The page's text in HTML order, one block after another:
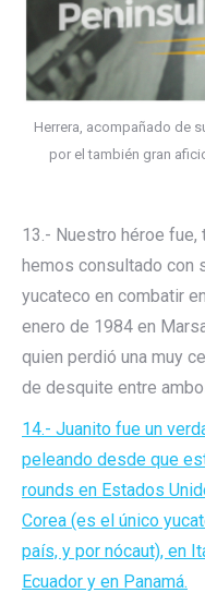
Herrera, acompañado de
por el también gran
13.- Nuestro héroe
hemos consultado con
yucateco en combatir
enero de 1984 en
quien perdió una muy
de desquite entre
14.- Juanito fue un
peleando desde que
rounds en Estados
Corea (es el único
país, y por nócaut), en
Ecuador y en Panamá.